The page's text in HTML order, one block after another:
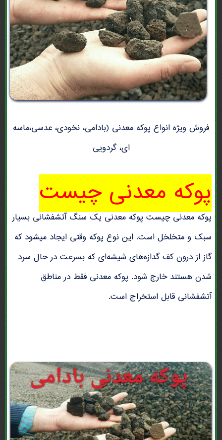
فروش ویژه انواع پوکه معدنی (بادامی، نخودی، عدسی،ماسه
ای، گردویی
پوکه معدنی چیست
پوکه معدنی چیست پوکه معدنی یک سنگ آتشفشانی بسیار
سبک و متخلخل است. این نوع پوکه وقتی ایجاد میشود که
گاز از درون کف گدازه‌های شیشه‌ای که بسرعت در حال سرد
شدن هستند خارج شود. پوکه معدنی فقط در مناطق
آتشفشانی قابل استخراج است.